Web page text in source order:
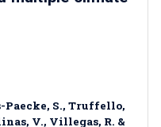
Paecke, S., Truffello,
V., Villegas, R. &